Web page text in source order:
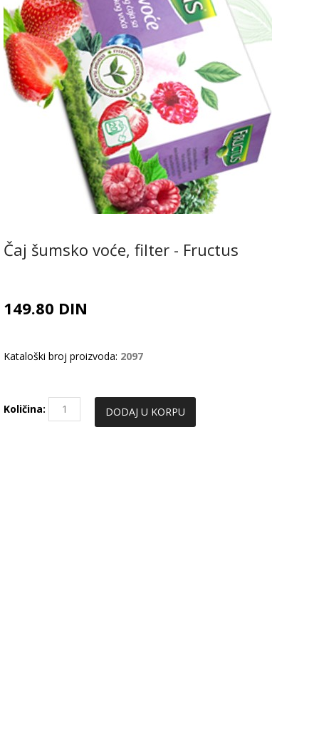
Čaj šumsko voće, filter - Fructus
149.80 DIN
Kataloški broj proizvoda: 2097
Količina: